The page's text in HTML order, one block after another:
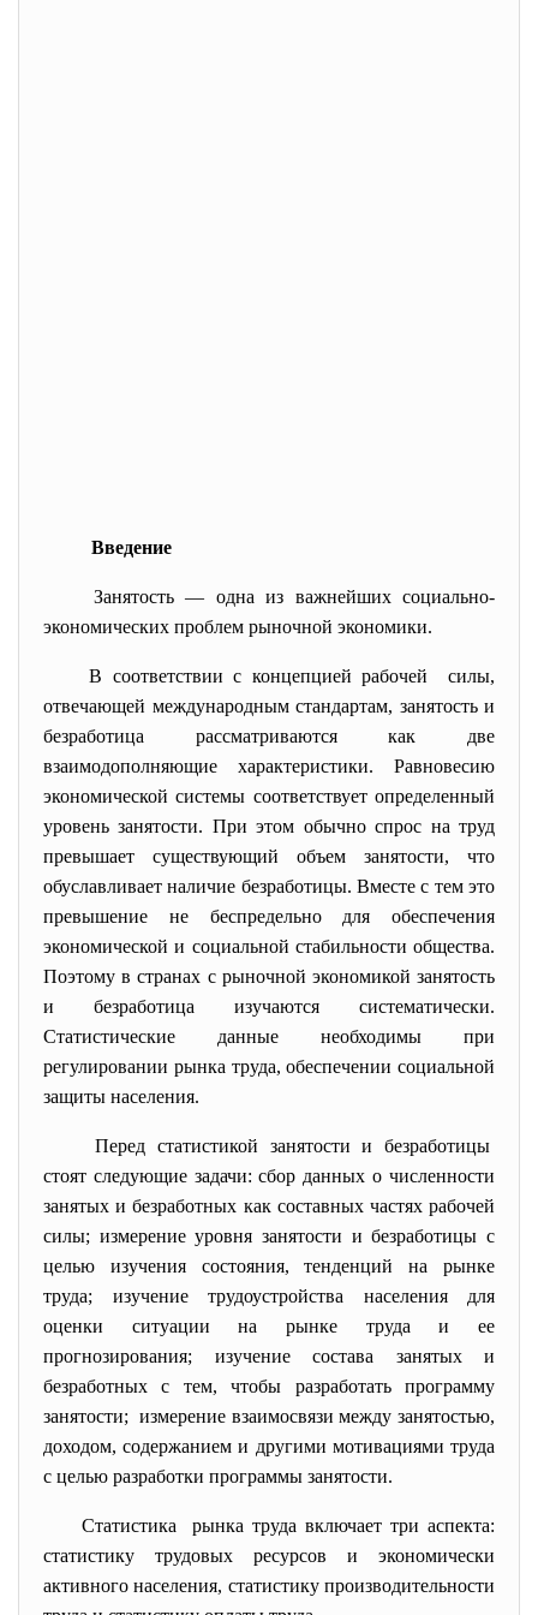
Введение
Занятость — одна из важнейших социально-
экономических проблем рыночной экономики.
В соответствии с концепцией рабочей силы,
отвечающей международным стандартам, занятость и
безработица рассматриваются как две
взаимодополняющие характеристики. Равновесию
экономической системы соответствует определенный
уровень занятости. При этом обычно спрос на труд
превышает существующий объем занятости, что
обуславливает наличие безработицы. Вместе с тем это
превышение не беспредельно для обеспечения
экономической и социальной стабильности общества.
Поэтому в странах с рыночной экономикой занятость
и безработица изучаются систематически.
Статистические данные необходимы при
регулировании рынка труда, обеспечении социальной
защиты населения.
Перед статистикой занятости и безработицы
стоят следующие задачи: сбор данных о численности
занятых и безработных как составных частях рабочей
силы; измерение уровня занятости и безработицы с
целью изучения состояния, тенденций на рынке
труда; изучение трудоустройства населения для
оценки ситуации на рынке труда и ее
прогнозирования; изучение состава занятых и
безработных с тем, чтобы разработать программу
занятости; измерение взаимосвязи между занятостью,
доходом, содержанием и другими мотивациями труда
с целью разработки программы занятости.
Статистика рынка труда включает три аспекта:
статистику трудовых ресурсов и экономически
активного населения, статистику производительности